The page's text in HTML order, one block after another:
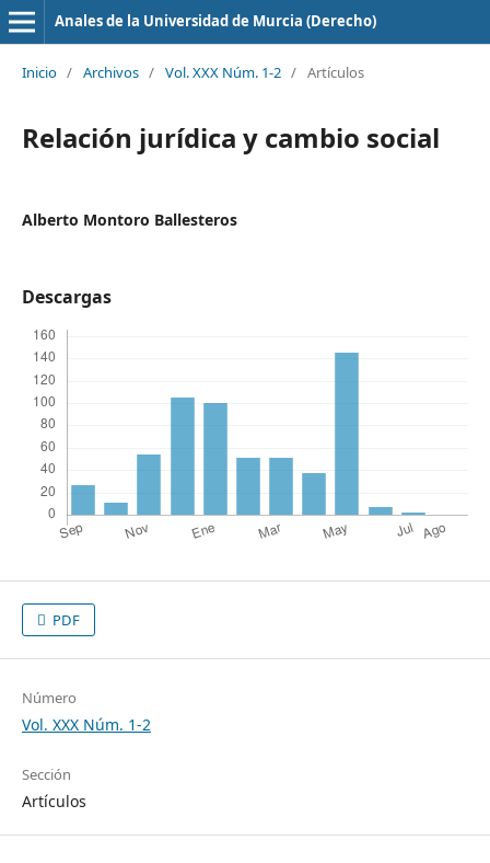
Anales de la Universidad de Murcia (Derecho)
Inicio / Archivos / Vol. XXX Núm. 1-2 / Artículos
Relación jurídica y cambio social
Alberto Montoro Ballesteros
Descargas
PDF
Número
Vol. XXX Núm. 1-2
Sección
Artículos